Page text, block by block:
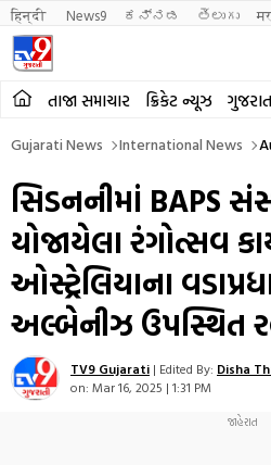
हिन्दी News9 ಕನ್ನಡ తెలుగు
તાજા સમાચાર ક્રિકેટ ન્યૂઝ ગુજરાત
Gujarati News International News
સિડનનીમાં BAPS
યોજાયેલા રંગોત્સવ
ઓસ્ટ્રેલિયાના
અલ્બેનીઝ ઉપસ્થિત
TV9 Gujarati | Edited By: Disha
on: Mar 16, 2025 | 1:31 PM